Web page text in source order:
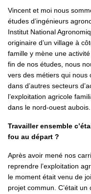
Vincent et moi nous
études d’ingénieurs
Institut National
originaire d’un village à
famille y mène une
fin de nos études, nous
vers des métiers qui nous
dans d’autres secteurs
l’exploitation agricole
dans le nord-ouest aubois.
Travailler ensemble
fou au départ ?
Après avoir mené nos
reprendre l’exploitation
le moment était venu de
projet commun. C’était